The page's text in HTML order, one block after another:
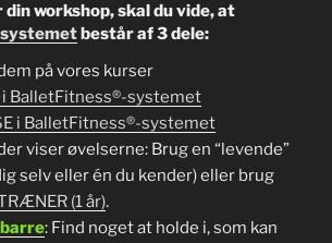
din workshop, skal du vide, at
består af 3 dele:
på vores kurser
i BalletFitness®-systemet
i BalletFitness®-systemet
viser øvelserne: Brug en “levende”
selv eller én du kender) eller brug
(1 år).
: Find noget at holde i, som kan